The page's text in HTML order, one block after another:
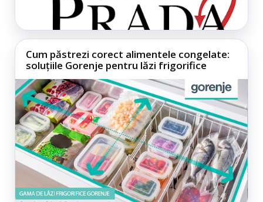
Cum păstrezi corect alimentele congelate:
soluțiile Gorenje pentru lăzi frigorifice